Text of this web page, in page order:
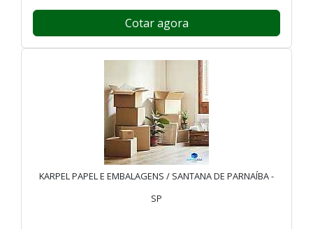
Cotar agora
KARPEL PAPEL E EMBALAGENS / SANTANA DE PARNAÍBA -
SP